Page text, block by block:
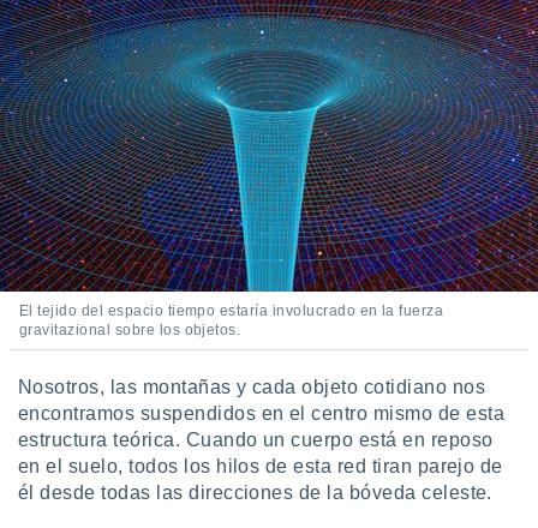
su
u
datos
momento
en
en
en
de
un
o acceder
datos
El tejido del espacio tiempo estaría involucrado en la fuerza
gravitazional sobre los objetos.
Nosotros, las montañas y cada objeto cotidiano nos
encontramos suspendidos en el centro mismo de esta
estructura teórica. Cuando un cuerpo está en reposo
en el suelo, todos los hilos de esta red tiran parejo de
él desde todas las direcciones de la bóveda celeste.